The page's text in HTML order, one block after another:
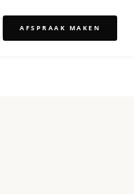
AFSPRAAK MAKEN